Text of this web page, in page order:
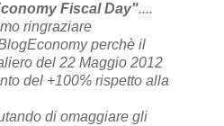
Fiscal Day"....
ringraziare
perchè il
del 22 Maggio 2012
del +100% rispetto alla
di omaggiare gli